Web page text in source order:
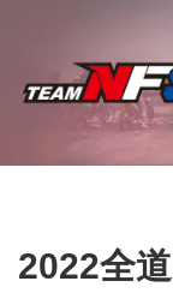
ン
へ
ス
2022全